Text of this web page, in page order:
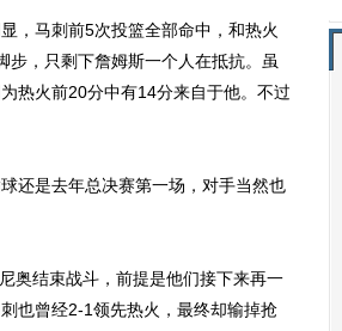
马刺前5次投篮全部命中，和热火
步，只剩下詹姆斯一个人在抵抗。虽
热火前20分中有14分来自于他。不过
是去年总决赛第一场，对手当然也
结束战斗，前提是他们接下来再一
也曾经2-1领先热火，最终却输掉抢